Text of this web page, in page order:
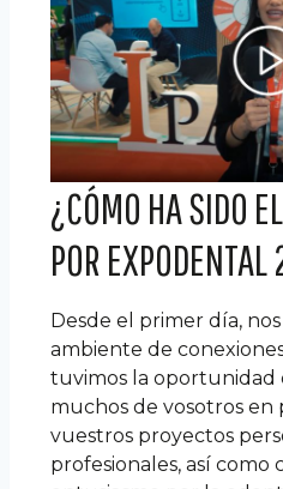
¿CÓMO HA SIDO
POR
Desde el primer día,
ambiente de
tuvimos la oportunidad
muchos de vosotros en
vuestros proyectos
profesionales, así como